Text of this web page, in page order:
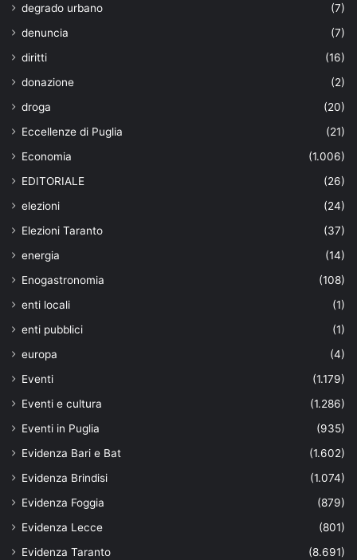
degrado urbano
(7)
denuncia
(7)
diritti
(16)
donazione
(2)
droga
(20)
Eccellenze di Puglia
(21)
Economia
(1.006)
EDITORIALE
(26)
elezioni
(24)
Elezioni Taranto
(37)
energia
(14)
Enogastronomia
(108)
enti locali
(1)
enti pubblici
(1)
europa
(4)
Eventi
(1.179)
Eventi e cultura
(1.286)
Eventi in Puglia
(935)
Evidenza Bari e Bat
(1.602)
Evidenza Brindisi
(1.074)
Evidenza Foggia
(879)
Evidenza Lecce
(801)
Evidenza Taranto
(8.691)